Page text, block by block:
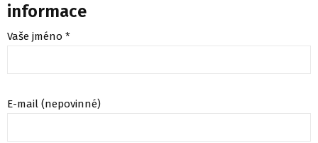
informace
Vaše jméno *
E-mail (nepovinné)